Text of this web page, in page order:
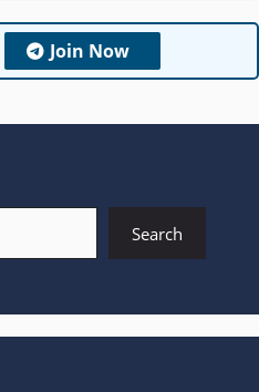
Join Now
Search